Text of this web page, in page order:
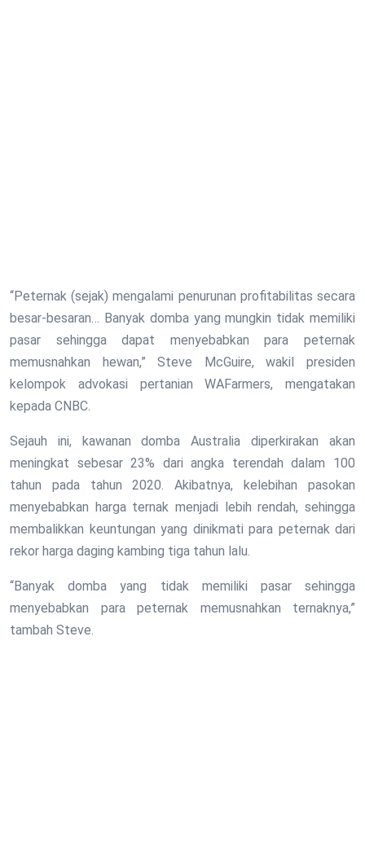
“Peternak (sejak) mengalami penurunan profitabilitas secara
besar-besaran… Banyak domba yang mungkin tidak memiliki
pasar sehingga dapat menyebabkan para peternak
memusnahkan hewan,” Steve McGuire, wakil presiden
kelompok advokasi pertanian WAFarmers, mengatakan
kepada CNBC.
Sejauh ini, kawanan domba Australia diperkirakan akan
meningkat sebesar 23% dari angka terendah dalam 100
tahun pada tahun 2020. Akibatnya, kelebihan pasokan
menyebabkan harga ternak menjadi lebih rendah, sehingga
membalikkan keuntungan yang dinikmati para peternak dari
rekor harga daging kambing tiga tahun lalu.
“Banyak domba yang tidak memiliki pasar sehingga
menyebabkan para peternak memusnahkan ternaknya,”
tambah Steve.